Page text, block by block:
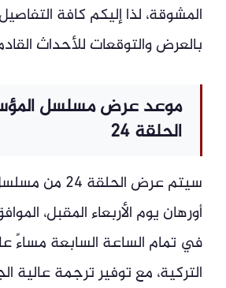
المشوقة، لذا إليكم كافة
بالعرض والتوقعات للأحداث
موعد عرض مسلسل
الحلقة 24
سيتم عرض
التركية، مع توفير ترجمة عالية